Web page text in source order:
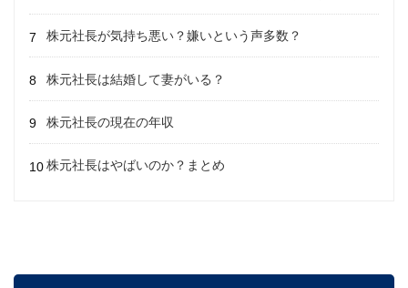
株元社長が気持ち悪い？嫌いという声多数？
株元社長は結婚して妻がいる？
株元社長の現在の年収
株元社長はやばいのか？まとめ